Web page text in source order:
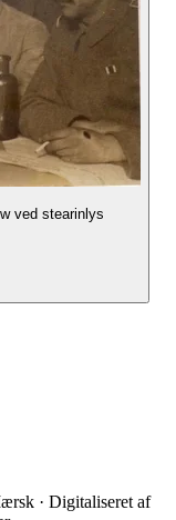
ved stearinlys
· Digitaliseret af